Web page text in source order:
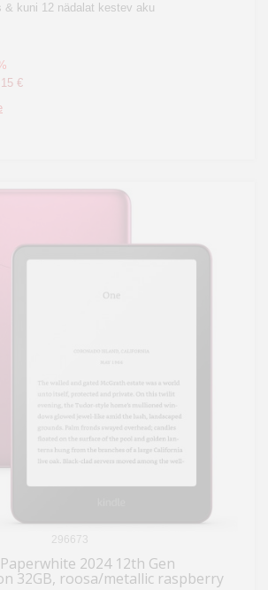
& kuni 12 nädalat kestev aku
€
296673
2024 12th Gen
32GB, roosa/metallic raspberry